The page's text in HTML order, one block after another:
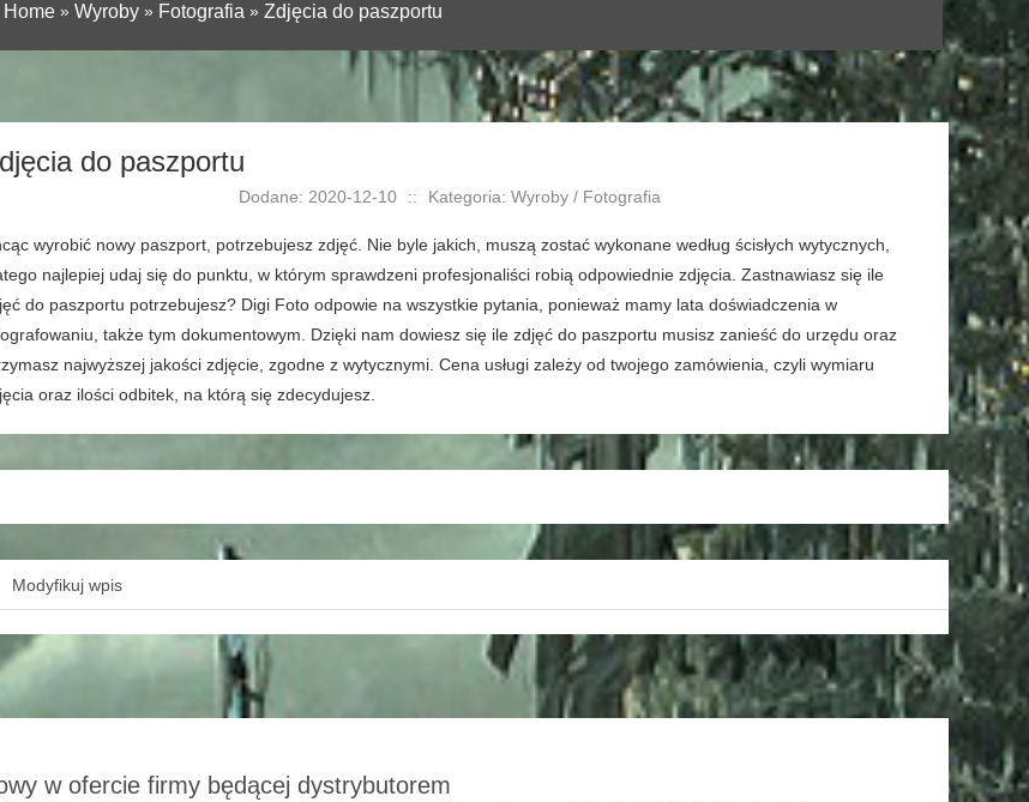
Home » Wyroby » Fotografia » Zdjęcia do paszportu
do paszportu
Dodane: 2020-12-10 :: Kategoria: Wyroby / Fotografia
wyrobić nowy paszport, potrzebujesz zdjęć. Nie byle jakich, muszą zostać wykonane według ścisłych wytycznych,
najlepiej udaj się do punktu, w którym sprawdzeni profesjonaliści robią odpowiednie zdjęcia. Zastnawiasz się ile
do paszportu potrzebujesz? Digi Foto odpowie na wszystkie pytania, ponieważ mamy lata doświadczenia w
także tym dokumentowym. Dzięki nam dowiesz się ile zdjęć do paszportu musisz zanieść do urzędu oraz
najwyższej jakości zdjęcie, zgodne z wytycznymi. Cena usługi zależy od twojego zamówienia, czyli wymiaru
oraz ilości odbitek, na którą się zdecydujesz.
Modyfikuj wpis
w ofercie firmy będącej dystrybutorem